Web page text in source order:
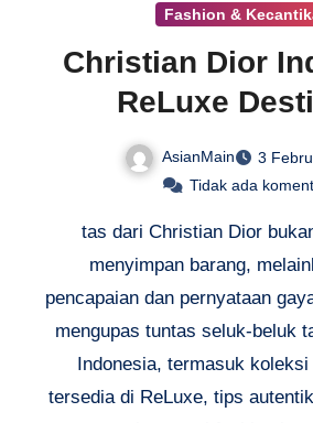
Fashion &
Christian Dior
ReLuxe
AsianMain
3
Tidak ada
tas dari Christian Dior
menyimpan barang,
pencapaian dan pernyataan
mengupas tuntas seluk-beluk
Indonesia, termasuk
tersedia di ReLuxe, tips